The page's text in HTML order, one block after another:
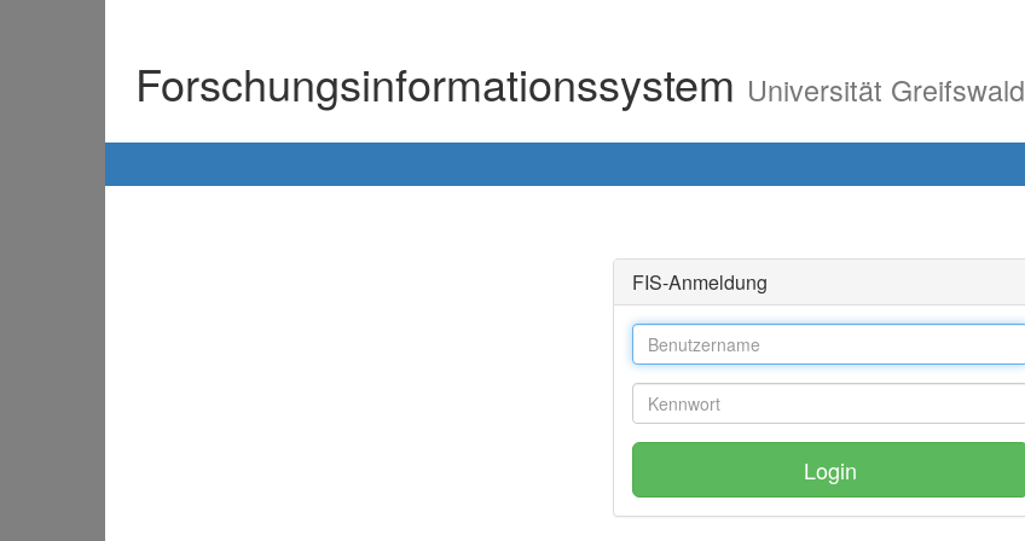
Forschungsinformationssystem Universität Greifswald
FIS-Anmeldung